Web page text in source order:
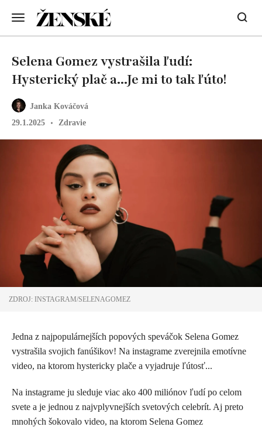
Janka Kováčová
29.1.2025
Zdravie
Selena Gomez vystrašila ľudí:
Hysterický plač a...Je mi to tak ľúto!
ZDROJ: INSTAGRAM/SELENAGOMEZ
Jedna z najpopulárnejších popových speváčok Selena Gomez
vystrašila svojich fanúšikov! Na instagrame zverejnila emotívne
video, na ktorom hystericky plače a vyjadruje ľútosť...
Na instagrame ju sleduje viac ako 400 miliónov ľudí po celom
svete a je jednou z najvplyvnejších svetových celebrít. Aj preto
mnohých šokovalo video, na ktorom Selena Gomez